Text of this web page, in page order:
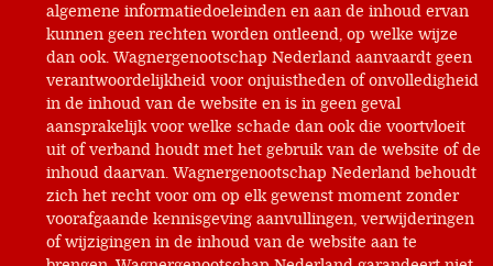
algemene informatiedoeleinden en aan de inhoud ervan
kunnen geen rechten worden ontleend, op welke wijze
dan ook. Wagnergenootschap Nederland aanvaardt geen
verantwoordelijkheid voor onjuistheden of onvolledigheid
in de inhoud van de website en is in geen geval
aansprakelijk voor welke schade dan ook die voortvloeit
uit of verband houdt met het gebruik van de website of de
inhoud daarvan. Wagnergenootschap Nederland behoudt
zich het recht voor om op elk gewenst moment zonder
voorafgaande kennisgeving aanvullingen, verwijderingen
of wijzigingen in de inhoud van de website aan te